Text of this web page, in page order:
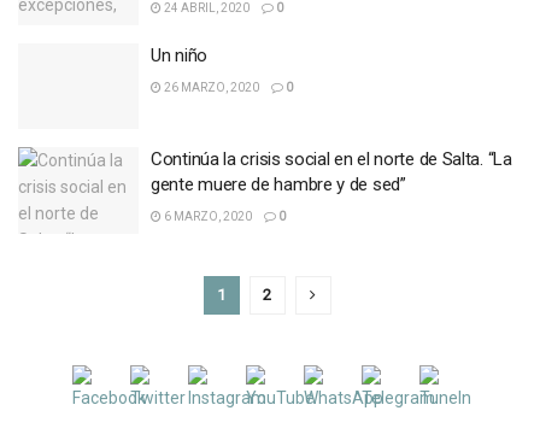
24 ABRIL, 2020 0
Un niño
26 MARZO, 2020 0
Continúa la crisis social en el norte de Salta. “La
gente muere de hambre y de sed”
6 MARZO, 2020 0
1 2